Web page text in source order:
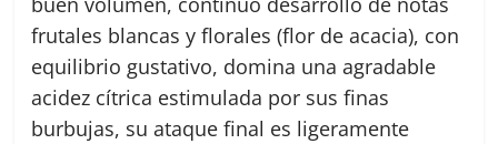
frutales blancas y florales (flor de acacia), con
equilibrio gustativo, domina una agradable
acidez cítrica estimulada por sus finas
burbujas, su ataque final es ligeramente